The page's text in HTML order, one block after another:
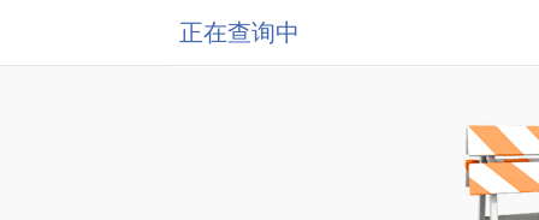
正在查询中